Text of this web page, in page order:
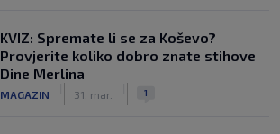
KVIZ: Spremate li se za Koševo?
Provjerite koliko dobro znate stihove
Dine Merlina
MAGAZIN 31. mar. 1